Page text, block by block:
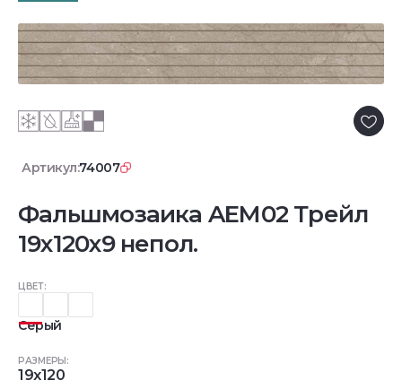
Артикул:74007
Фальшмозаика AEM02 Трейл
19x120x9 непол.
ЦВЕТ:
Серый
РАЗМЕРЫ:
19x120